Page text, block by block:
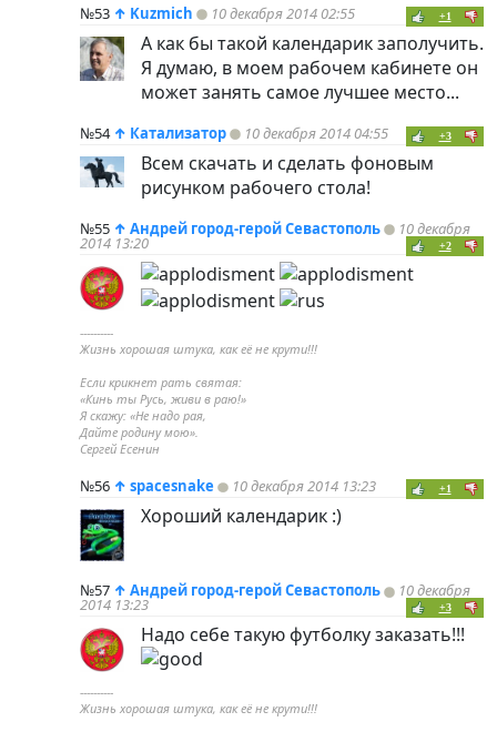
№53 ↑ Kuzmich 10 декабря 2014 02:55 +1
А как бы такой календарик заполучить.
Я думаю, в моем рабочем кабинете он
может занять самое лучшее место...
№54 ↑ Катализатор 10 декабря 2014 04:55 +3
Всем скачать и сделать фоновым
рисунком рабочего стола!
№55 ↑ Андрей город-герой Севастополь 10 декабря
2014 13:20 +2
----------
Жизнь хорошая штука, как её не крути!!!
Если крикнет рать святая:
«Кинь ты Русь, живи в раю!»
Я скажу: «Не надо рая,
Дайте родину мою».
Сергей Есенин
№56 ↑ spacesnake 10 декабря 2014 13:23 +1
Хороший календарик :)
№57 ↑ Андрей город-герой Севастополь 10 декабря
2014 13:23 +3
Надо себе такую футболку заказать!!!
----------
Жизнь хорошая штука, как её не крути!!!